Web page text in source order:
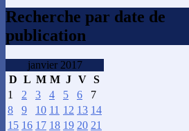
Recherche par date de
publication
janvier 2017
D L M M J V S
1
2 3 4 5 6
7
8
9 10 11 12 13 14
15 16 17 18 19 20 21